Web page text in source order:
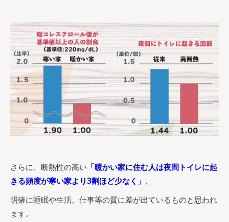
さらに、断熱性の高い 「暖かい家に住む人は夜間トイレに起
きる頻度が寒い家より3割ほど少なく」
明確に睡眠や生活、仕事等の質に差が出ているものと思われ
ます。